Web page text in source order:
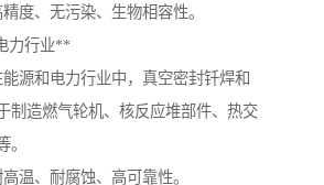
度、无污染、生物相容性。
力行业**
源和电力行业中，真空密封钎焊和
制造燃气轮机、核反应堆部件、热交
。
温、耐腐蚀、高可靠性。